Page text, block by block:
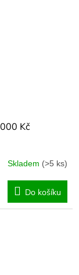
Kč
Skladem (>5 ks)
Do košíku